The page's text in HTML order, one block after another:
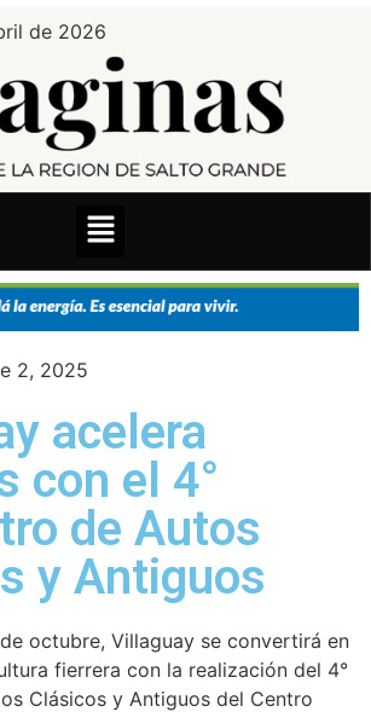
de 2026
2, 2025
acelera
con el 4°
de Autos
y Antiguos
octubre, Villaguay se convertirá en
fierrera con la realización del 4°
Clásicos y Antiguos del Centro